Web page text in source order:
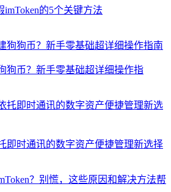
的5个关键方法
狗币？新手零基础超详细操作指
即时通讯的数字资产便捷管理新选择